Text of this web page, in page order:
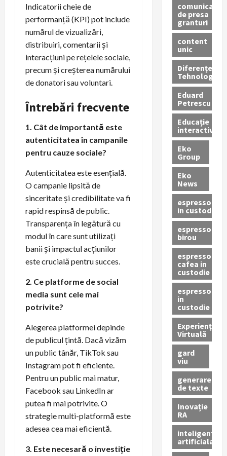
Indicatorii cheie de
performanță (KPI) pot include
numărul de vizualizări,
distribuiri, comentarii și
interacțiuni pe rețelele sociale,
precum și creșterea numărului
de donatori sau voluntari.
Întrebări frecvente
1. Cât de importantă este
autenticitatea în campanile
pentru cauze sociale?
Autenticitatea este esențială.
O campanie lipsită de
sinceritate și credibilitate va fi
rapid respinsă de public.
Transparența în legătură cu
modul în care sunt utilizați
banii și impactul acțiunilor
este crucială pentru succes.
2. Ce platforme de social
media sunt cele mai
potrivite?
Alegerea platformei depinde
de publicul țintă. Dacă vizăm
un public tânăr, TikTok sau
Instagram pot fi eficiente.
Pentru un public mai matur,
Facebook sau LinkedIn ar
putea fi mai potrivite. O
strategie multi-platformă este
adesea cea mai eficientă.
3. Este necesară o investiție
comunicate
de presa
granturi
content
unic
Diferențe
Tehnologice
Eduard
Petrescu
Educație
interactivă
Eko
Group
Eko
News
espressoare
in custodie
espressor
birou
espressor
cafea in
custodie
espressor
in
custodie
Experiență
Virtuală
gard
viu
generare
de texte
Inovație
RA
inteligenta
artificiala